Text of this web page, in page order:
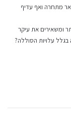
מתחרה ואף עדיף
ומשאירים את עיקר
עלויות הסוללה?